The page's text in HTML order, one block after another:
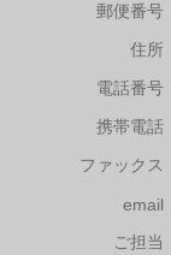
郵便番号
住所
電話番号
携帯電話
ファックス
email
ご担当